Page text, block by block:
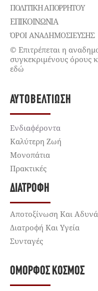
ΠΟΛΙΤΙΚΉ ΑΠΟΡΡΉΤΟΥ
ΕΠΙΚΟΙΝΩΝΊΑ
ΌΡΟΙ ΑΝΑΔΗΜΟΣΙΕΥΣΗΣ
© Επιτρέπεται η
συγκεκριμένους όρους
εδώ
ΑΥΤΟΒΕΛΤΊΩΣΗ
Ενδιαφέροντα
Καλύτερη Ζωή
Μονοπάτια
Πρακτικές
ΔΙΑΤΡΟΦΉ
Αποτοξίνωση Και
Διατροφή Και Υγεία
Συνταγές
ΌΜΟΡΦΟΣ ΚΌΣΜΟΣ